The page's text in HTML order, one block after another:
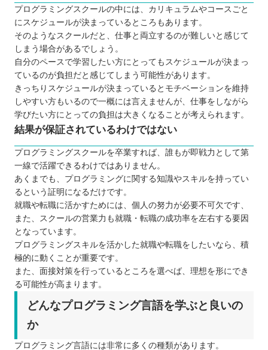
プログラミングスクールの中には、カリキュラムやコースごと
にスケジュールが決まっているところもあります。
そのようなスクールだと、仕事と両立するのが難しいと感じて
しまう場合があるでしょう。
自分のペースで学習したい方にとってもスケジュールが決まっ
ているのが負担だと感じてしまう可能性があります。
きっちりスケジュールが決まっているとモチベーションを維持
しやすい方もいるので一概には言えませんが、仕事をしながら
学びたい方にとっての負担は大きくなることが考えられます。
結果が保証されているわけではない
プログラミングスクールを卒業すれば、誰もが即戦力として第
一線で活躍できるわけではありません。
あくまでも、プログラミングに関する知識やスキルを持ってい
るという証明になるだけです。
就職や転職に活かすためには、個人の努力が必要不可欠です、
また、スクールの営業力も就職・転職の成功率を左右する要因
となっています。
プログラミングスキルを活かした就職や転職をしたいなら、積
極的に動くことが重要です。
また、面接対策を行っているところを選べば、理想を形にでき
る可能性が高まります。
どんなプログラミング言語を学ぶと良いの
か
プログラミング言語には非常に多くの種類があります。